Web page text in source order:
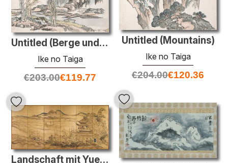
Untitled (Mountains)
Ike no Taiga
€204.00€120.36
Untitled (Berge und drei Bäume)
Ike no Taiga
€203.00€119.77
Landschaft mit Yueyang Tower